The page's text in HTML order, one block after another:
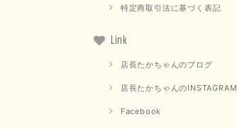
特定商取引法に基づく表記
Link
店長たかちゃんのブログ
店長たかちゃんのINSTAGRAM
Facebook